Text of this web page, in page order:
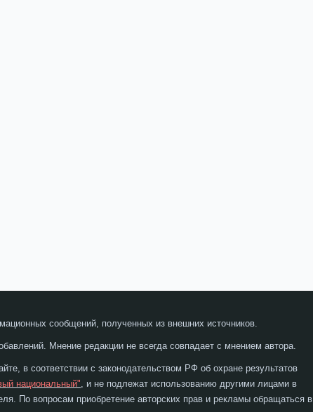
сообщений, полученных из внешних источников.
Мнение редакции не всегда совпадает с мнением автора.
в соответствии с законодательством РФ об охране результатов
национальный" , и не подлежат использованию другими лицами в
По вопросам приобретение авторских прав и рекламы обращаться в